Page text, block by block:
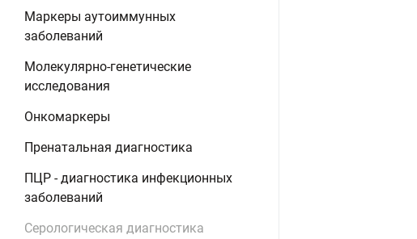
Маркеры аутоиммунных
заболеваний
Молекулярно-генетические
исследования
Онкомаркеры
Пренатальная диагностика
ПЦР - диагностика инфекционных
заболеваний
Серологическая диагностика